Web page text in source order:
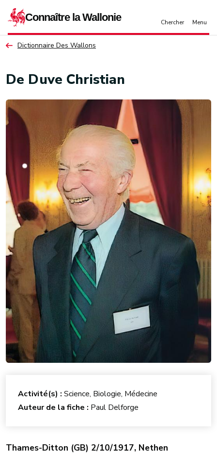
Dictionnaire Des Wallons
De Duve Christian
Thames-Ditton (GB) 2/10/1917, Nethen
Activité(s) : Science, Biologie, Médecine
Auteur de la fiche : Paul Delforge